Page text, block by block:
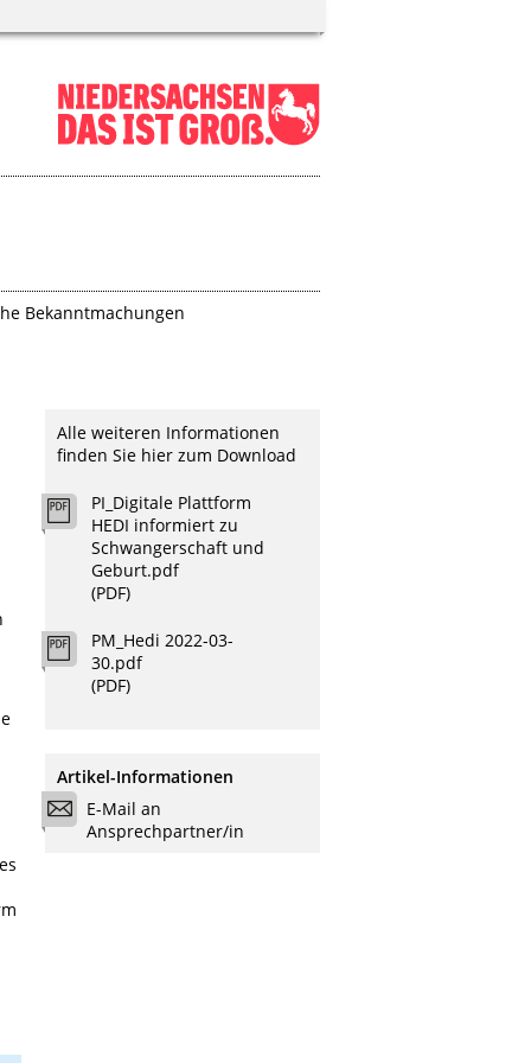
Bekanntmachungen
Alle weiteren Informationen
finden Sie hier zum Download
PI_Digitale Plattform
HEDI informiert zu
Schwangerschaft und
Geburt.pdf
(PDF)
PM_Hedi 2022-03-
30.pdf
(PDF)
Artikel-Informationen
E-Mail an
Ansprechpartner/in